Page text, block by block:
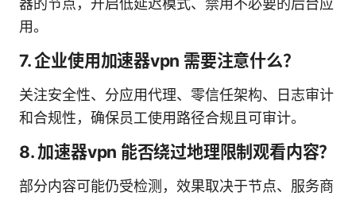
用。
7. 企业使用加速器vpn 需要注意什么？
关注安全性、分应用代理、零信任架构、日志审计
和合规性，确保员工使用路径合规且可审计。
8. 加速器vpn 能否绕过地理限制观看内容？
部分内容可能仍受检测，效果取决于节点、服务商